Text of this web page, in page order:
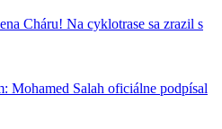
Cháru! Na cyklotrase sa zrazil s
Mohamed Salah oficiálne podpísal